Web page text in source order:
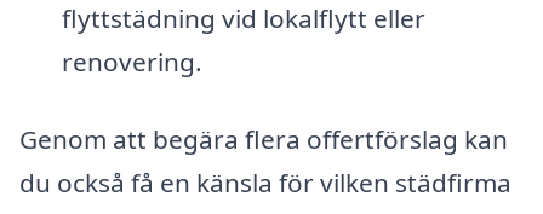
flyttstädning vid lokalflytt eller
renovering.
Genom att begära flera offertförslag kan
du också få en känsla för vilken städfirma